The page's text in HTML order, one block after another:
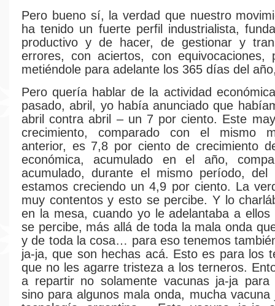
Pero bueno sí, la verdad que nuestro
ha tenido un fuerte perfil industrialista,
productivo y de hacer, de gestionar y
errores, con aciertos, con equivocaciones,
metiéndole para adelante los 365 días del
Pero quería hablar de la actividad
pasado, abril, yo había anunciado que
abril contra abril – un 7 por ciento. Este
crecimiento, comparado con el mismo
anterior, es 7,8 por ciento de crecimiento
económica, acumulado en el año,
acumulado, durante el mismo período, del
estamos creciendo un 4,9 por ciento. La
muy contentos y esto se percibe. Y lo
en la mesa, cuando yo le adelantaba a ellos
se percibe, más allá de toda la mala onda
y de toda la cosa… para eso tenemos
ja-ja, que son hechas acá. Esto es para los
que no les agarre tristeza a los terneros.
a repartir no solamente vacunas ja-ja para
sino para algunos mala onda, mucha vacuna